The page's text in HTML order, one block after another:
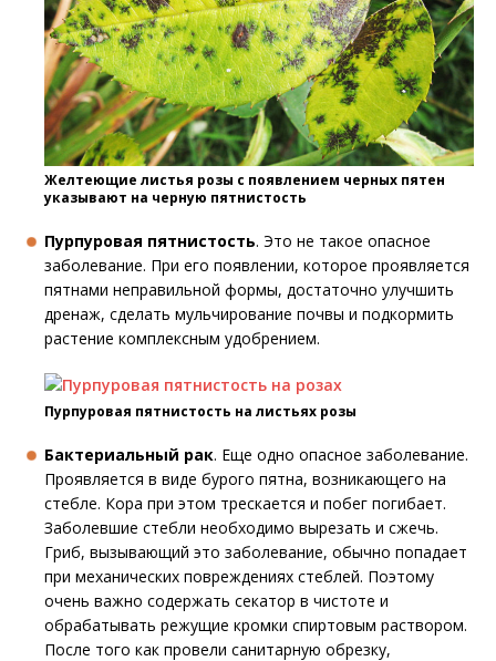
Желтеющие листья розы с появлением черных пятен
указывают на черную пятнистость
Пурпуровая пятнистость. Это не такое опасное
заболевание. При его появлении, которое проявляется
пятнами неправильной формы, достаточно улучшить
дренаж, сделать мульчирование почвы и подкормить
растение комплексным удобрением.
Пурпуровая пятнистость на листьях розы
Бактериальный рак. Еще одно опасное заболевание.
Проявляется в виде бурого пятна, возникающего на
стебле. Кора при этом трескается и побег погибает.
Заболевшие стебли необходимо вырезать и сжечь.
Гриб, вызывающий это заболевание, обычно попадает
при механических повреждениях стеблей. Поэтому
очень важно содержать секатор в чистоте и
обрабатывать режущие кромки спиртовым раствором.
После того как провели санитарную обрезку,